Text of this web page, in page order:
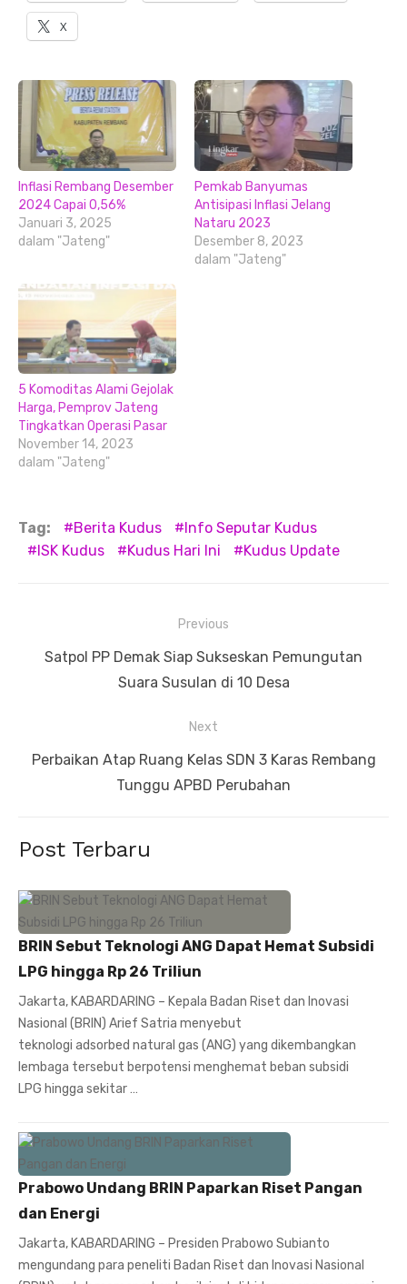
X
Inflasi Rembang Desember
2024 Capai 0,56%
Januari 3, 2025
dalam "Jateng"
Pemkab Banyumas
Antisipasi Inflasi Jelang
Nataru 2023
Desember 8, 2023
dalam "Jateng"
5 Komoditas Alami Gejolak
Harga, Pemprov Jateng
Tingkatkan Operasi Pasar
November 14, 2023
dalam "Jateng"
Tag: Berita Kudus
Info Seputar Kudus
ISK Kudus
Kudus Hari Ini Kudus Update
pos
Previous
Previous
Satpol PP Demak Siap Sukseskan Pemungutan
Suara Susulan di 10 Desa
Next
Next
Perbaikan Atap Ruang Kelas SDN 3 Karas Rembang
Tunggu APBD Perubahan
Post Terbaru
BRIN Sebut Teknologi ANG Dapat Hemat Subsidi
LPG hingga Rp 26 Triliun
Jakarta, KABARDARING – Kepala Badan Riset dan Inovasi
Nasional (BRIN) Arief Satria menyebut
teknologi adsorbed natural gas (ANG) yang dikembangkan
lembaga tersebut berpotensi menghemat beban subsidi
LPG hingga sekitar …
Prabowo Undang BRIN Paparkan Riset Pangan
dan Energi
Jakarta, KABARDARING – Presiden Prabowo Subianto
mengundang para peneliti Badan Riset dan Inovasi Nasional